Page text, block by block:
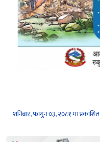
शनिबार, फागुन ०३, २०८१ मा प्रकाशित